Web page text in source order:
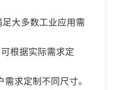
大多数工业应用需
根据实际需求定
求定制不同尺寸。